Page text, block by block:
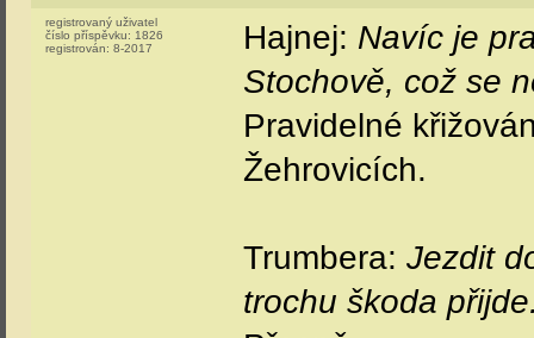
registrovaný uživatel
číslo příspěvku: 1826
registrován: 8-2017 Hajnej: Navíc je
Stochově, což se
Pravidelné
Žehrovicích.
Trumbera: Jezdit
trochu škoda